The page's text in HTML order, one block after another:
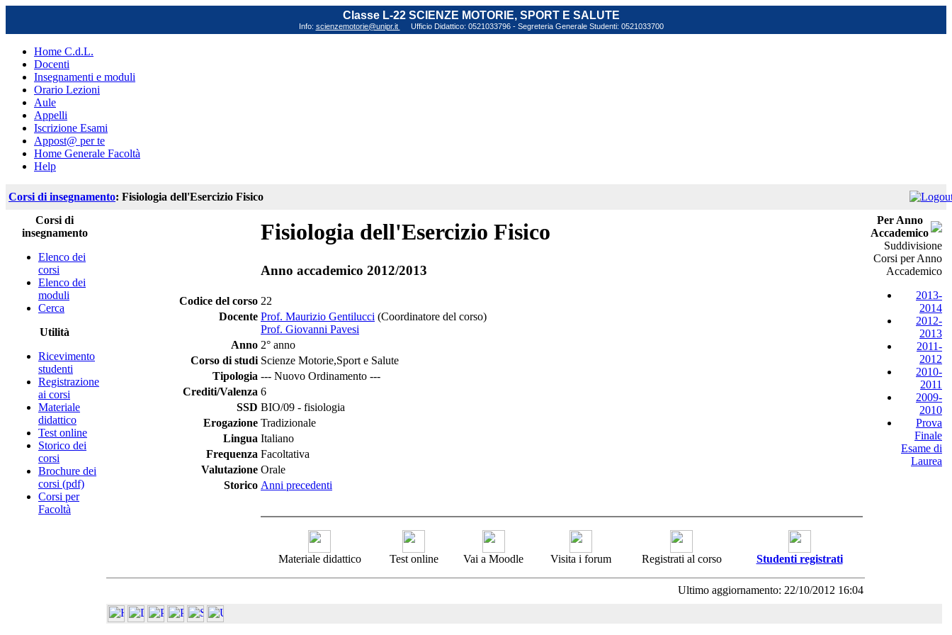
Classe L-22 SCIENZE MOTORIE, SPORT E SALUTE
Info: scienzemotorie@unipr.it Ufficio Didattico: 0521033796 - Segreteria Generale Studenti: 0521033700
Home C.d.L.
Docenti
Insegnamenti e moduli
Orario Lezioni
Aule
Appelli
Iscrizione Esami
Appost@ per te
Home Generale Facoltà
Help
Corsi di insegnamento: Fisiologia dell'Esercizio Fisico
Corsi di
insegnamento
Elenco dei
corsi
Elenco dei
moduli
Cerca
Utilità
Ricevimento
studenti
Registrazione
ai corsi
Materiale
didattico
Test online
Storico dei
corsi
Brochure dei
corsi (pdf)
Corsi per
Facoltà
Fisiologia dell'Esercizio Fisico
Anno accademico 2012/2013
Codice del corso 22
Docente Prof. Maurizio Gentilucci (Coordinatore del corso)
Prof. Giovanni Pavesi
Anno 2° anno
Corso di studi Scienze Motorie,Sport e Salute
Tipologia --- Nuovo Ordinamento ---
Crediti/Valenza 6
SSD BIO/09 - fisiologia
Erogazione Tradizionale
Lingua Italiano
Frequenza Facoltativa
Valutazione Orale
Storico Anni precedenti
Materiale didattico Test online Vai a Moodle Visita i forum Registrati al corso Studenti registrati
Ultimo aggiornamento: 22/10/2012 16:04
Per Anno
Accademico
Suddivisione
Corsi per Anno
Accademico
2013-
2014
2012-
2013
2011-
2012
2010-
2011
2009-
2010
Prova
Finale
Esame di
Laurea